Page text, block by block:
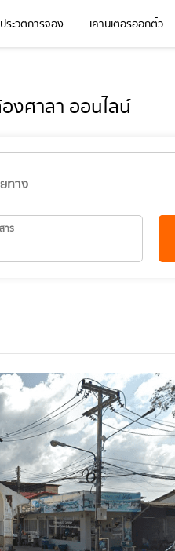
ประวัติการจอง เคาน์เตอร์ออกตั๋ว
งศาลา ออนไลน์
าร